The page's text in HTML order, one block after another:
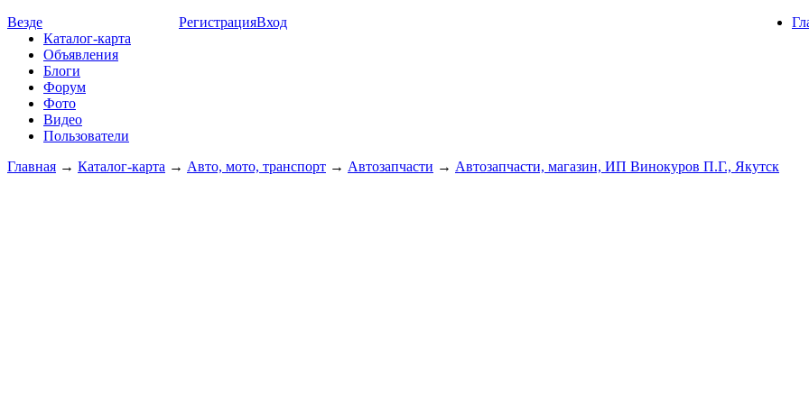
Везде РегистрацияВход
Каталог-карта
Объявления
Блоги
Форум
Фото
Видео
Пользователи
Главная → Каталог-карта → Авто, мото, транспорт → Автозапчасти → Автозапчасти, магазин, ИП Винокуров П.Г., Якутск